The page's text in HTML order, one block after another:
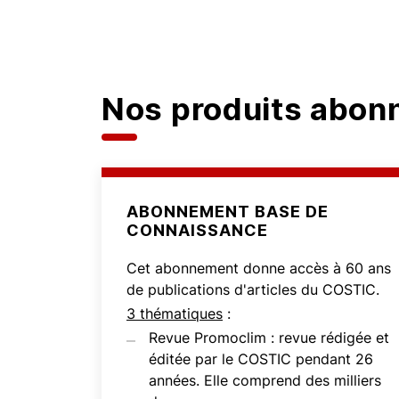
Nos produits
ABONNEMENT BASE DE
CONNAISSANCE
Cet abonnement donne accès à 60 ans
de publications d'articles du COSTIC.
3 thématiques :
Revue Promoclim : revue rédigée et
éditée par le COSTIC pendant 26
années. Elle comprend des milliers